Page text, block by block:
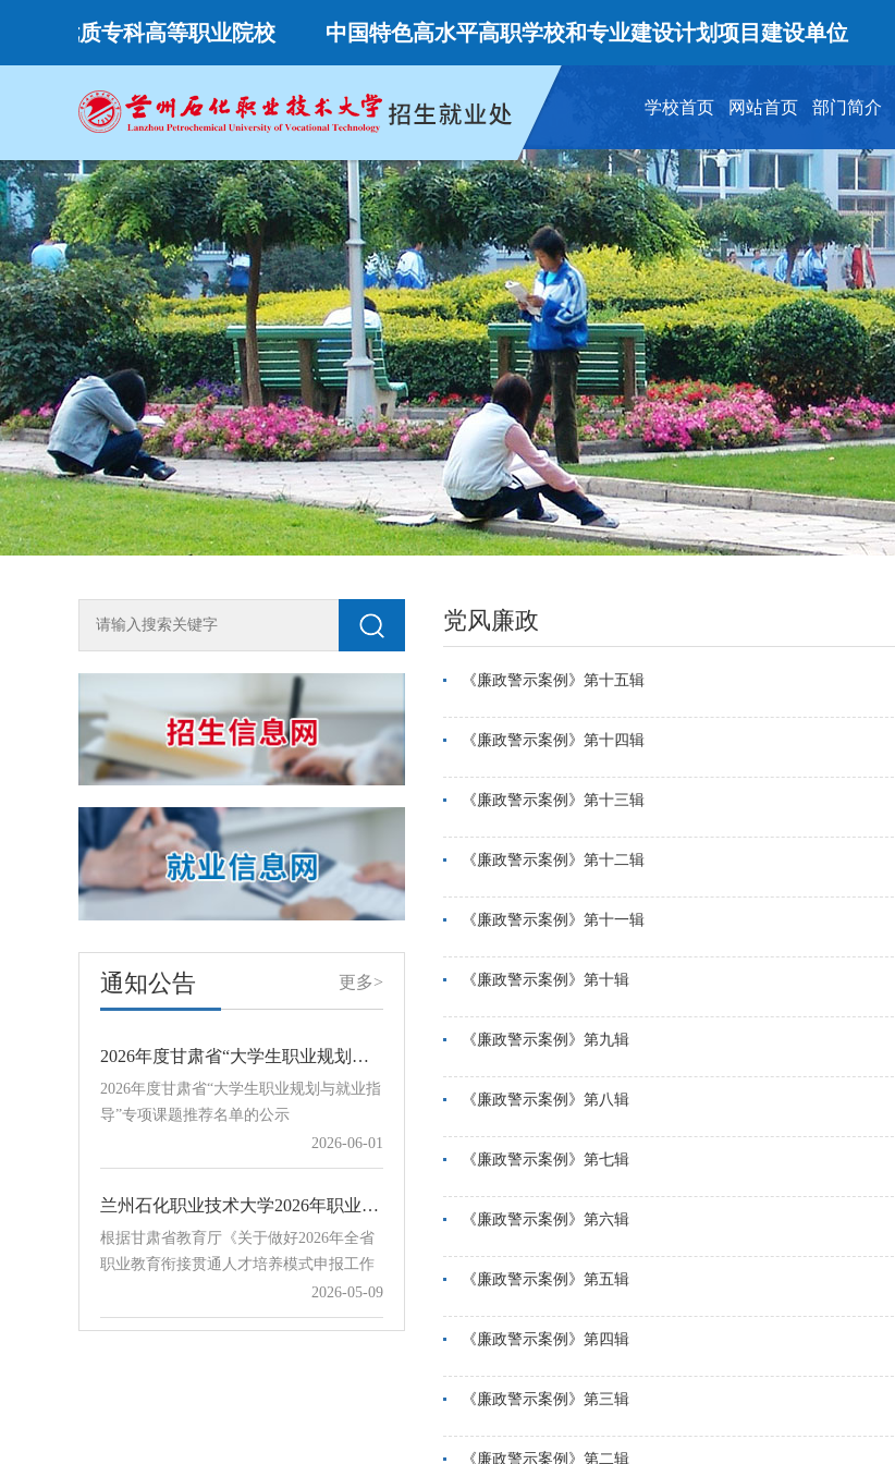
优质专科高等职业院校 中国特色高水平高职学校和专业建设计划项目建设单位
学校首页 网站首页 部门简介
通知公告 更多>
2018年单独测试招生咨询方式
为全面了解我校2018年单独测试招生工
生源地申请加入兰州石化职业技术学院单
独招生QQ咨询群，或关注石化招生就业微
信公众号shzsjy。 石化单招（陇南天水）
QQ群：194508493石化单招（平凉庆阳）
QQ群：707480505石化单招（其他地区）
QQ群：654…
2018-03-10
关于开展宏志助航计划线上课程建设课题申报工作的通知
各学院、相关部门：为加强高校大学生的
就业竞争力与创业能力，进一步加强就业
指导课程体系的建设与优化，建设一批重
点行业职业技能类优质课程，根据教育部
展2026年宏志助航计划线上课程建设课题
申报工作的通知》，现组织开展我校宏志
助航计划线上课程建设课题申报工作。各
学院和相关部门请于8月23日前将申报表
2026-07-16
导”专项课题推荐名单的公示
职业教育衔接贯通人才培养模式申报工作
的通知》要求，学校认真组织开展2026年
职业教育衔接贯通培养项目申报评审工
作，对12所中职学校提交的18个贯通培养
党风廉政
《廉政警示案例》第十五辑
《廉政警示案例》第十四辑
《廉政警示案例》第十三辑
《廉政警示案例》第十二辑
《廉政警示案例》第十一辑
《廉政警示案例》第十辑
《廉政警示案例》第九辑
《廉政警示案例》第八辑
《廉政警示案例》第七辑
《廉政警示案例》第六辑
《廉政警示案例》第五辑
《廉政警示案例》第四辑
《廉政警示案例》第三辑
《廉政警示案例》第二辑